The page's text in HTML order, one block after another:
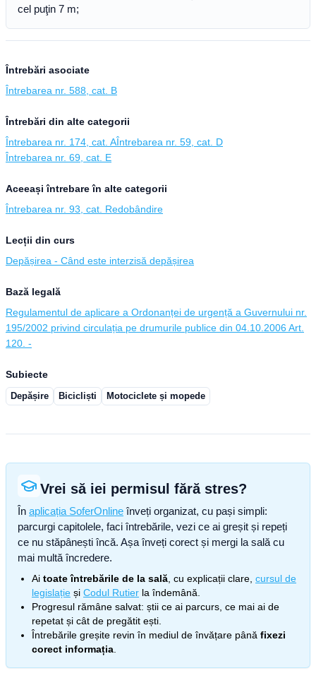
cel puţin 7 m;
Întrebări asociate
Întrebarea nr. 588, cat. B
Întrebări din alte categorii
Întrebarea nr. 174, cat. AÎntrebarea nr. 59, cat. D
Întrebarea nr. 69, cat. E
Aceeași întrebare în alte categorii
Întrebarea nr. 93, cat. Redobândire
Lecții din curs
Depășirea - Când este interzisă depășirea
Bază legală
Regulamentul de aplicare a Ordonanței de urgență a Guvernului nr.
195/2002 privind circulația pe drumurile publice din 04.10.2006 Art.
120. -
Subiecte
Depășire Bicicliști Motociclete și mopede
Vrei să iei permisul fără stres?
În aplicația SoferOnline înveți organizat, cu pași simpli:
parcurgi capitolele, faci întrebările, vezi ce ai greșit și repeți
ce nu stăpânești încă. Așa înveți corect și mergi la sală cu
mai multă încredere.
Ai toate întrebările de la sală , cu explicații clare, cursul de
legislație și Codul Rutier la îndemână.
Progresul rămâne salvat: știi ce ai parcurs, ce mai ai de
repetat și cât de pregătit ești.
Întrebările greșite revin în mediul de învățare până fixezi
corect informația